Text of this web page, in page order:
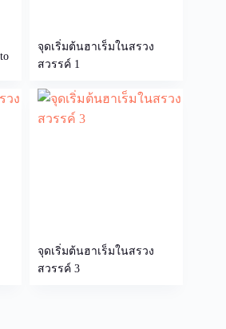
จุดเริ่มต้นฮาเร็มในสรวง
สวรรค์ 1
จุดเริ่มต้นฮาเร็มในสรวง
สวรรค์ 3